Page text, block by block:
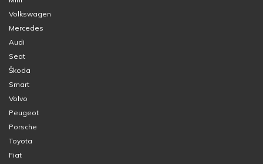
Volkswagen
Mercedes
Audi
Seat
Škoda
Smart
Volvo
Peugeot
Porsche
Toyota
Fiat